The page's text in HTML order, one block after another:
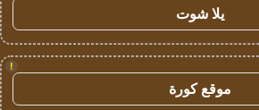
يلا شوت
!
موقع كورة